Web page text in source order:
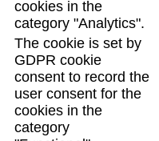
cookies in the
category "Analytics".
The cookie is set by
GDPR cookie
consent to record the
user consent for the
cookies in the
category